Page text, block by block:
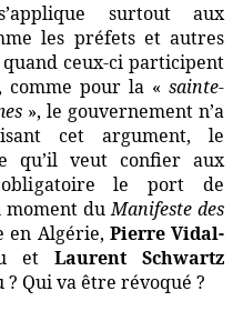
surtout aux
les préfets et autres
ceux-ci participent
comme pour la « sainte-
», le gouvernement n’a
cet argument, le
qu’il veut confier aux
le port de
moment duManifeste des
en Algérie, Pierre Vidal-
et Laurent Schwartz
Qui va être révoqué ?